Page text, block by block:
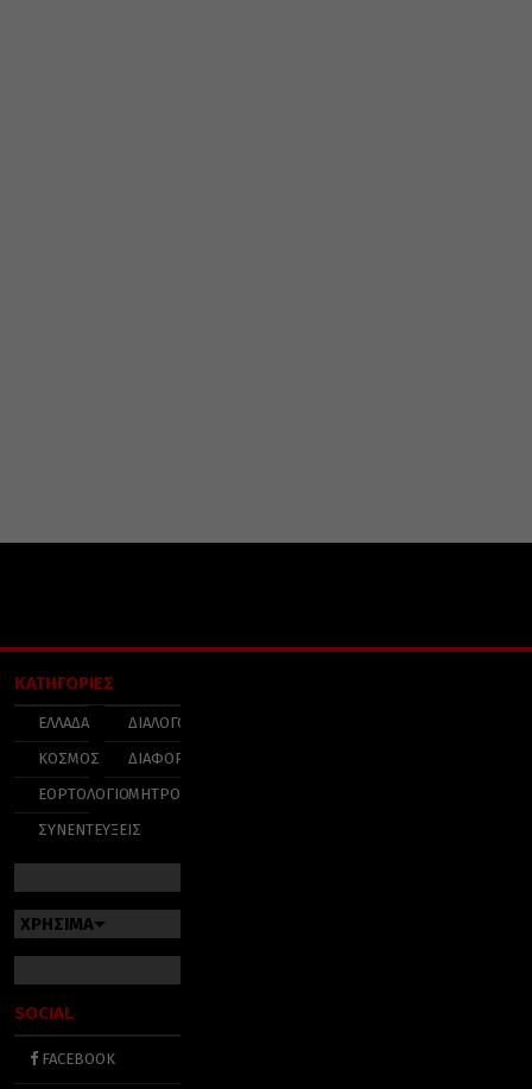
ΚΑΤΗΓΟΡΙΕΣ
ΕΛΛΑΔΑ
ΚΟΣΜΟΣ
ΕΟΡΤΟΛΟΓΙΟ
ΣΥΝΕΝΤΕΥΞΕΙΣ
ΔΙΑΛΟΓΟΣ
ΔΙΑΦΟΡΑ
ΜΗΤΡΟΠΟΛΕΙΣ
ΧΡΗΣΙΜΑ
SOCIAL
FACEBOOK